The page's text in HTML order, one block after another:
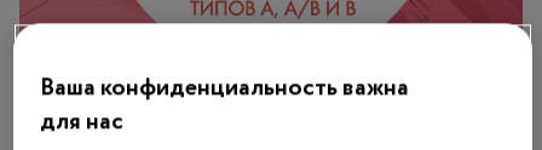
Ваша конфиденциальность важна
для нас